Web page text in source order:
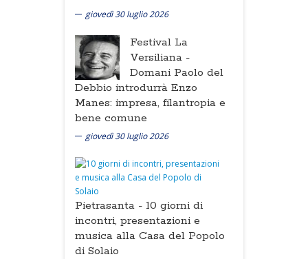
giovedì 30 luglio 2026
Festival La
Versiliana -
Domani Paolo del
Debbio introdurrà Enzo
Manes: impresa, filantropia e
bene comune
giovedì 30 luglio 2026
Pietrasanta - 10 giorni di
incontri, presentazioni e
musica alla Casa del Popolo
di Solaio